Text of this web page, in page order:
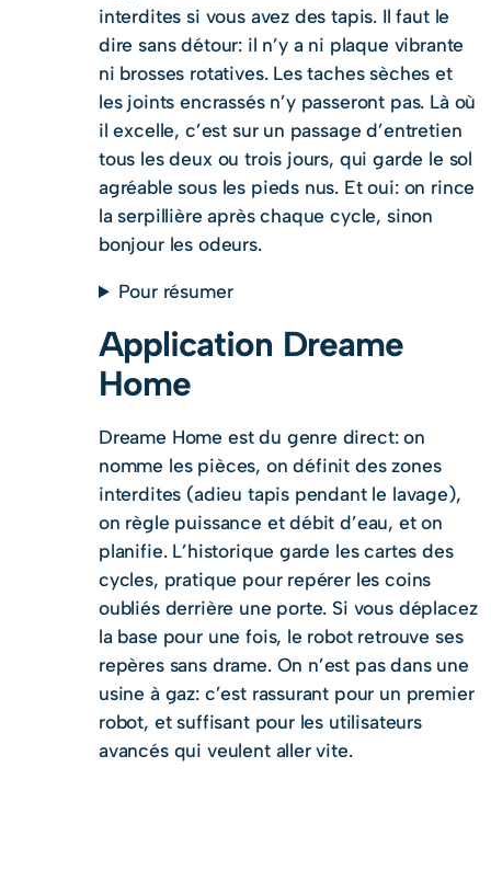
interdites si vous avez des tapis. Il faut le
dire sans détour: il n’y a ni plaque vibrante
ni brosses rotatives. Les taches sèches et
les joints encrassés n’y passeront pas. Là où
il excelle, c’est sur un passage d’entretien
tous les deux ou trois jours, qui garde le sol
agréable sous les pieds nus. Et oui: on rince
la serpillière après chaque cycle, sinon
bonjour les odeurs.
Pour résumer
Application Dreame
Home
Dreame Home est du genre direct: on
nomme les pièces, on définit des zones
interdites (adieu tapis pendant le lavage),
on règle puissance et débit d’eau, et on
planifie. L’historique garde les cartes des
cycles, pratique pour repérer les coins
oubliés derrière une porte. Si vous déplacez
la base pour une fois, le robot retrouve ses
repères sans drame. On n’est pas dans une
usine à gaz: c’est rassurant pour un premier
robot, et suffisant pour les utilisateurs
avancés qui veulent aller vite.